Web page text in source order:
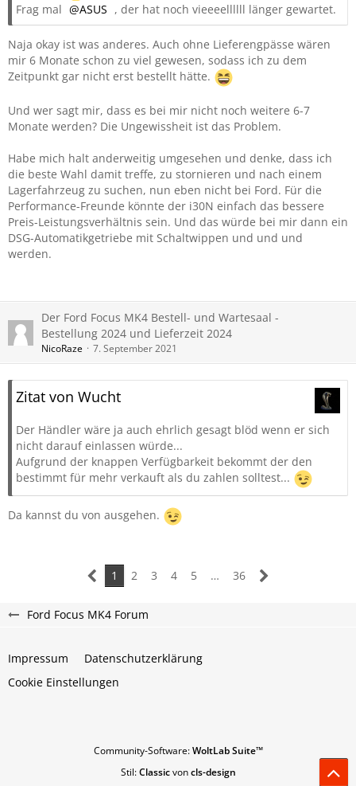
Frag mal
ASUS , der hat noch vieeeellllll länger gewartet.
Naja okay ist was anderes. Auch ohne Lieferengpässe wären
mir 6 Monate schon zu viel gewesen, sodass ich zu dem
Zeitpunkt gar nicht erst bestellt hätte.
Und wer sagt mir, dass es bei mir nicht noch weitere 6-7
Monate werden? Die Ungewissheit ist das Problem.
Habe mich halt anderweitig umgesehen und denke, dass ich
die beste Wahl damit treffe, zu stornieren und nach einem
Lagerfahrzeug zu suchen, nun eben nicht bei Ford. Für die
Performance-Freunde könnte der i30N einfach das bessere
Preis-Leistungsverhältnis sein. Und das würde bei mir dann ein
DSG-Automatikgetriebe mit Schaltwippen und und und
werden.
Der Ford Focus MK4 Bestell- und Wartesaal -
Bestellung 2024 und Lieferzeit 2024
NicoRaze 7. September 2021
Zitat von Wucht
Der Händler wäre ja auch ehrlich gesagt blöd wenn er sich
nicht darauf einlassen würde...
Aufgrund der knappen Verfügbarkeit bekommt der den
bestimmt für mehr verkauft als du zahlen solltest...
Da kannst du von ausgehen.
1 2 3 4 5 … 36
Ford Focus MK4 Forum
Impressum
Datenschutzerklärung
Cookie Einstellungen
Community-Software:WoltLab Suite™
Stil:Classicvoncls-design